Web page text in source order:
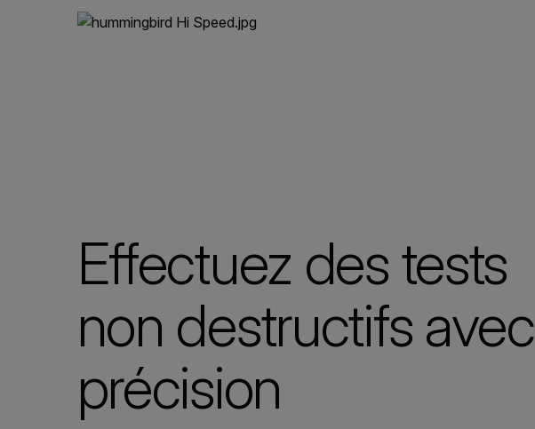
Effectuez des tests
non destructifs avec
précision